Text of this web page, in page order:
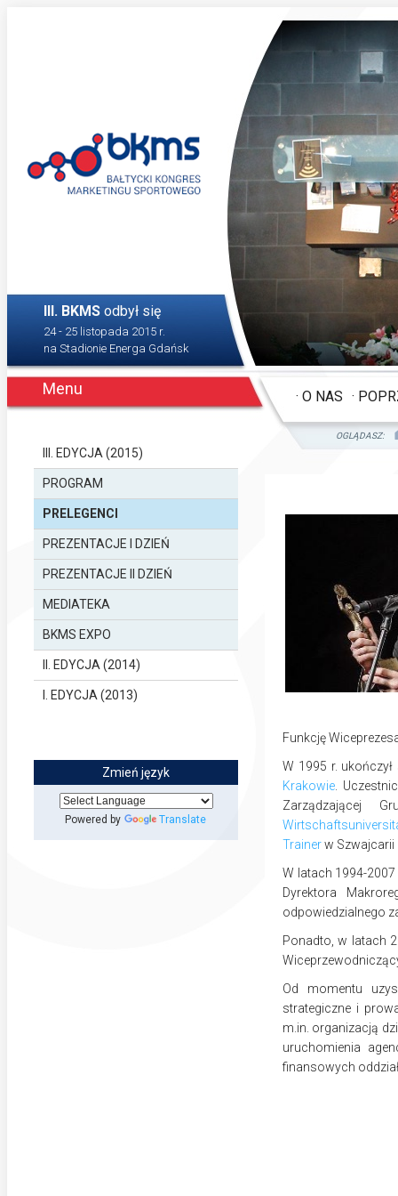
III. BKMS odbył się
24 - 25 listopada 2015 r.
na Stadionie Energa Gdańsk
PSWE
· O NAS ·
OGLĄDASZ:
Menu
III. EDYCJA (2015)
PROGRAM
PRELEGENCI
PREZENTACJE I DZIEŃ
PREZENTACJE II DZIEŃ
MEDIATEKA
BKMS EXPO
II. EDYCJA (2014)
I. EDYCJA (2013)
Zmień język
Powered by Translate
Funkcję
W 1995 r.
Krakowie .
Zarządzającej
Trainerw Szwajcarii
W latach 1994-
Dyrektora
odpowiedzialnego
Ponadto, w latach
Od momentu
strategiczne i
m.in. organizacją
uruchomienia
finansowych